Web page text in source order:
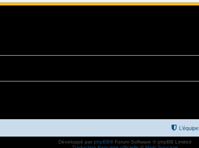
L’équipe
Développé par phpBB® Forum Software © phpBB Limited